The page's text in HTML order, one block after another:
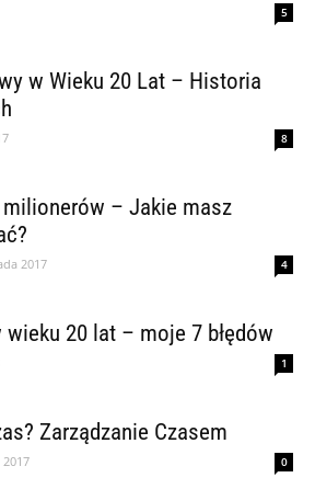
5
w Wieku 20 Lat – Historia
8
milionerów – Jakie masz
2017 4
20 lat – moje 7 błędów
1
Zarządzanie Czasem
0